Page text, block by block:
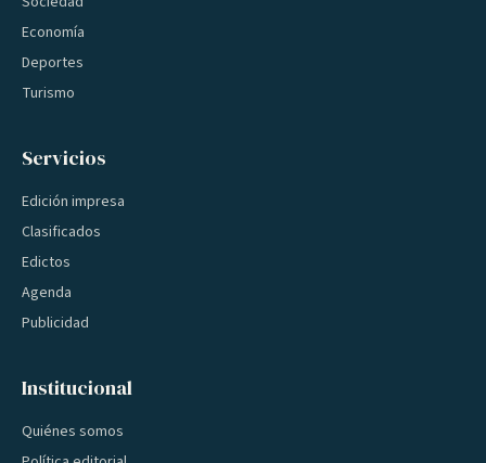
Economía
Deportes
Turismo
Servicios
Edición impresa
Clasificados
Edictos
Agenda
Publicidad
Institucional
Quiénes somos